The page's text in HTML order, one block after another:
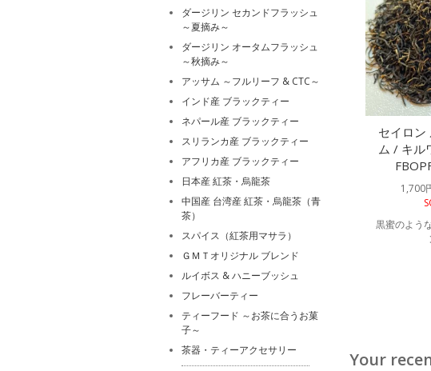
セイロン
ム / キル
1,700
黒蜜のよう
Your
ダージリン セカンドフラッシュ
～夏摘み～
ダージリン オータムフラッシュ
～秋摘み～
アッサム ～フルリーフ & CTC～
インド産 ブラックティー
ネパール産 ブラックティー
スリランカ産 ブラックティー
アフリカ産 ブラックティー
日本産 紅茶・烏龍茶
中国産 台湾産 紅茶・烏龍茶（青
茶）
スパイス（紅茶用マサラ）
ＧＭＴオリジナル ブレンド
ルイボス & ハニーブッシュ
フレーバーティー
ティーフード ～お茶に合うお菓
子～
茶器・ティーアクセサリー